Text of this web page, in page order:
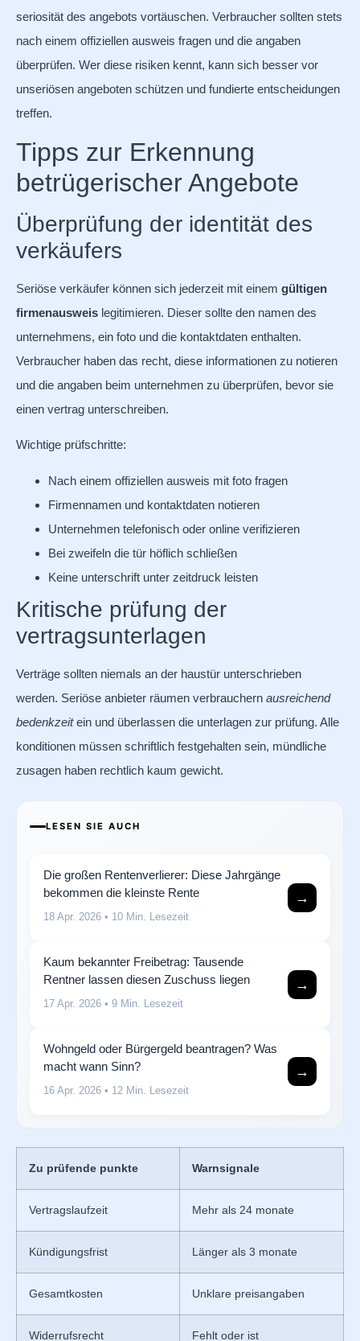
seriosität des angebots vortäuschen. Verbraucher sollten stets
nach einem offiziellen ausweis fragen und die angaben
überprüfen. Wer diese risiken kennt, kann sich besser vor
unseriösen angeboten schützen und fundierte entscheidungen
treffen.
Tipps zur Erkennung
betrügerischer Angebote
Überprüfung der identität des
verkäufers
Seriöse verkäufer können sich jederzeit mit einem gültigen
firmenausweis legitimieren. Dieser sollte den namen des
unternehmens, ein foto und die kontaktdaten enthalten.
Verbraucher haben das recht, diese informationen zu notieren
und die angaben beim unternehmen zu überprüfen, bevor sie
einen vertrag unterschreiben.
Wichtige prüfschritte:
Nach einem offiziellen ausweis mit foto fragen
Firmennamen und kontaktdaten notieren
Unternehmen telefonisch oder online verifizieren
Bei zweifeln die tür höflich schließen
Keine unterschrift unter zeitdruck leisten
Kritische prüfung der
vertragsunterlagen
Verträge sollten niemals an der haustür unterschrieben
werden. Seriöse anbieter räumen verbrauchern ausreichend
bedenkzeitein und überlassen die unterlagen zur prüfung. Alle
konditionen müssen schriftlich festgehalten sein, mündliche
zusagen haben rechtlich kaum gewicht.
LESEN SIE AUCH
Die großen Rentenverlierer: Diese Jahrgänge
bekommen die kleinste Rente
18 Apr. 2026 • 10 Min. Lesezeit
→
Kaum bekannter Freibetrag: Tausende
Rentner lassen diesen Zuschuss liegen
17 Apr. 2026 • 9 Min. Lesezeit
→
Wohngeld oder Bürgergeld beantragen? Was
macht wann Sinn?
16 Apr. 2026 • 12 Min. Lesezeit
→
Zu prüfende punkte Warnsignale
Vertragslaufzeit Mehr als 24 monate
Kündigungsfrist Länger als 3 monate
Gesamtkosten Unklare preisangaben
Widerrufsrecht Fehlt oder ist